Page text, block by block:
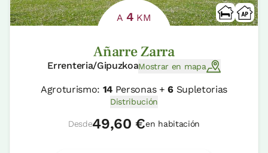
A 4 KM
Añarre Zarra
Errenteria/GipuzkoaMostrar en mapa
Agroturismo: 14 Personas +6Supletorias
Distribución
Desde49,60 €en habitación